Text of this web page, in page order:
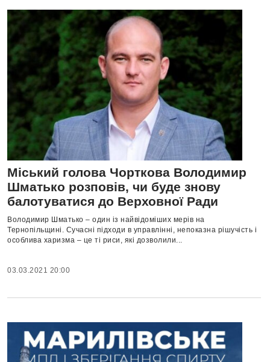
Міський голова Чорткова Володимир
Шматько розповів, чи буде знову
балотуватися до Верховної Ради
Володимир Шматько – один із найвідоміших мерів на
Тернопільщині. Сучасні підходи в управлінні, непоказна рішучість і
особлива харизма – це ті риси, які дозволили...
03.03.2021 20:00